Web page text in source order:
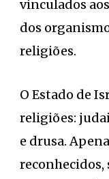
vinculados
dos
religiões.
O Estado de
religiões:
e drusa.
reconhecidos,